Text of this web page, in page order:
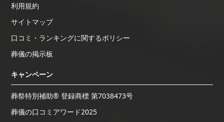
利用規約
サイトマップ
口コミ・ランキングに関するポリシー
葬儀の掲示板
キャンペーン
葬祭特別補助® 登録商標 第7038473号
葬儀の口コミアワード2025